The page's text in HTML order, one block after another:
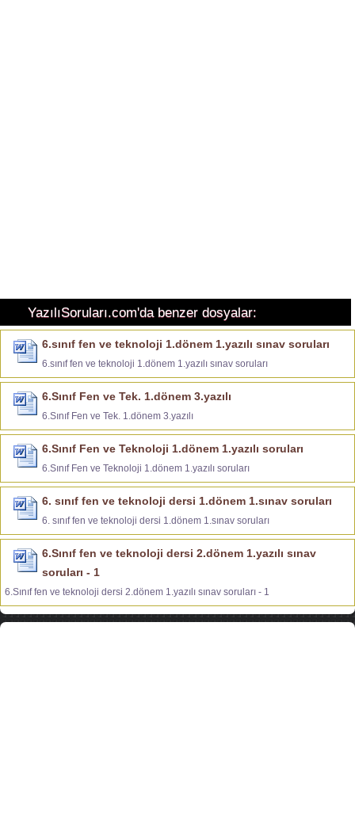
YazılıSoruları.com'da benzer dosyalar:
6.sınıf fen ve teknoloji 1.dönem 1.yazılı sınav soruları
6.sınıf fen ve teknoloji 1.dönem 1.yazılı sınav soruları
6.Sınıf Fen ve Tek. 1.dönem 3.yazılı
6.Sınıf Fen ve Tek. 1.dönem 3.yazılı
6.Sınıf Fen ve Teknoloji 1.dönem 1.yazılı soruları
6.Sınıf Fen ve Teknoloji 1.dönem 1.yazılı soruları
6. sınıf fen ve teknoloji dersi 1.dönem 1.sınav soruları
6. sınıf fen ve teknoloji dersi 1.dönem 1.sınav soruları
6.Sınıf fen ve teknoloji dersi 2.dönem 1.yazılı sınav
soruları - 1
6.Sınıf fen ve teknoloji dersi 2.dönem 1.yazılı sınav soruları - 1